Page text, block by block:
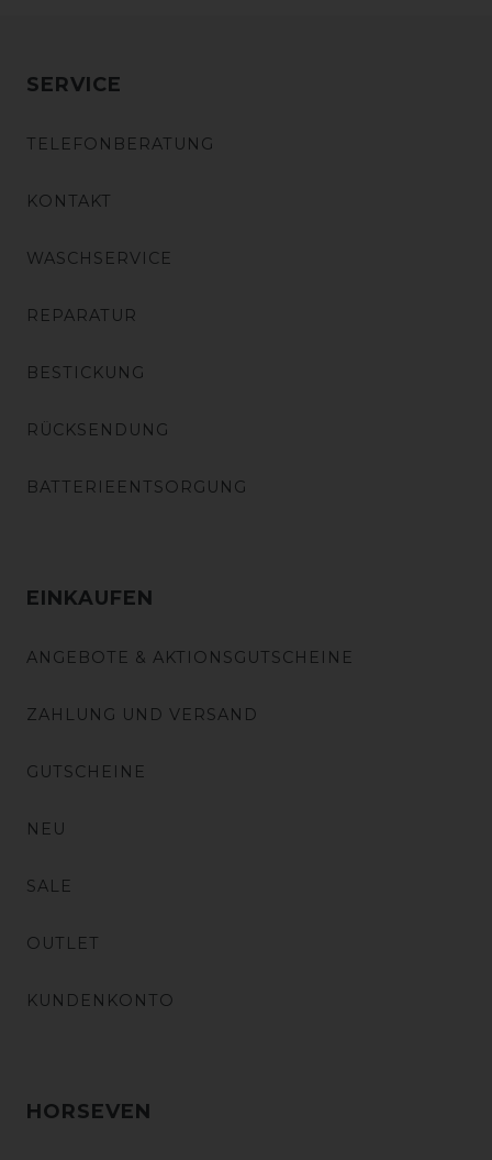
SERVICE
TELEFONBERATUNG
KONTAKT
WASCHSERVICE
REPARATUR
BESTICKUNG
RÜCKSENDUNG
BATTERIEENTSORGUNG
EINKAUFEN
ANGEBOTE & AKTIONSGUTSCHEINE
ZAHLUNG UND VERSAND
GUTSCHEINE
NEU
SALE
OUTLET
KUNDENKONTO
HORSEVEN